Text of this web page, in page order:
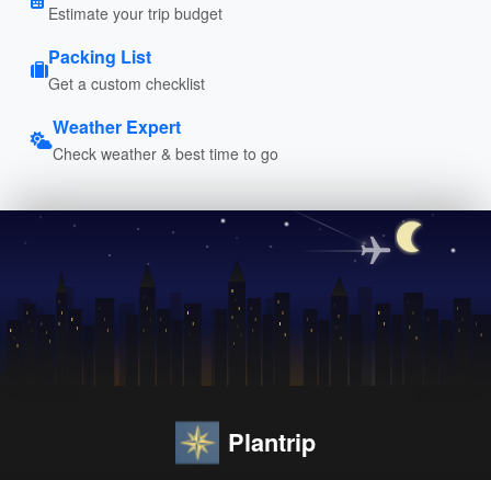
Estimate your trip budget
Packing List
Get a custom checklist
Weather Expert
Check weather & best time to go
Plantrip